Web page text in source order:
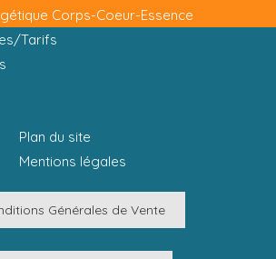
Corps-Coeur-Essence
Tarifs
Plan du site
Mentions légales
Générales de Vente